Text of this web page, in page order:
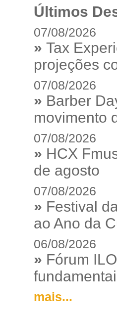
Últimos
07/08/2026
» Tax
projeções
07/08/2026
» Barber
movimento
07/08/2026
» HCX
de agosto
07/08/2026
» Festival
ao Ano da
06/08/2026
» Fórum
mais...